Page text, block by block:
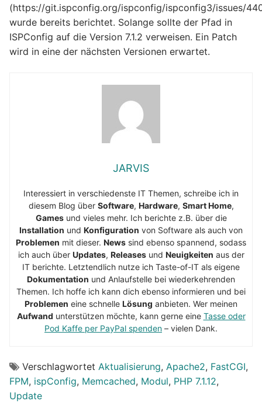
(https://git.ispconfig.org/ispconfig/ispconfig3/issues/
wurde bereits berichtet. Solange sollte der Pfad in
ISPConfig auf die Version 7.1.2 verweisen. Ein Patch
wird in eine der nächsten Versionen erwartet.
JARVIS
Interessiert in verschiedenste IT Themen, schreibe ich in
diesem Blog über Software, Hardware, Smart Home,
Gamesund vieles mehr. Ich berichte z.B. über die
Installation und Konfiguration von Software als auch von
Problemen mit dieser. News sind ebenso spannend, sodass
ich auch über Updates, Releasesund Neuigkeiten aus der
IT berichte. Letztendlich nutze ich Taste-of-IT als eigene
Dokumentation und Anlaufstelle bei wiederkehrenden
Themen. Ich hoffe ich kann dich ebenso informieren und bei
Problemen eine schnelle Lösung anbieten. Wer meinen
Aufwand unterstützen möchte, kann gerne eine Tasse oder
Pod Kaffe per PayPal spenden – vielen Dank.
Verschlagwortet Aktualisierung, Apache2, FastCGI,
FPM, ispConfig, Memcached, Modul, PHP 7.1.12,
Update